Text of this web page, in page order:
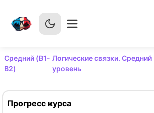
Средний (B1-
B2)
Логические связки. Средний
уровень
Прогресс курса